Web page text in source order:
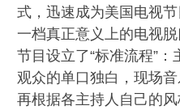
式，迅速成为美国电视
一档真正意义上的电视
节目设立了“标准流程”
观众的单口独白，现场
再根据各主持人自己的